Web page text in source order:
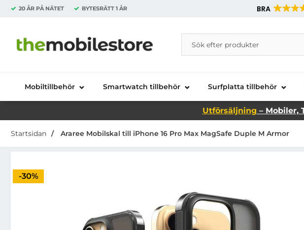
20 ÅR PÅ NÄTET BYTESRÄTT 1 ÅR BRA
Startsidan för Danira Telecom AB
Sök
Sök på Danira Telecom AB
Mobiltillbehör Smartwatch tillbehör Surfplatta tillbehör
Utförsäljning – Mobiler,
Startsidan Araree Mobilskal till iPhone 16 Pro Max MagSafe Duple M Armor
Priset är nedsatt med
-30%